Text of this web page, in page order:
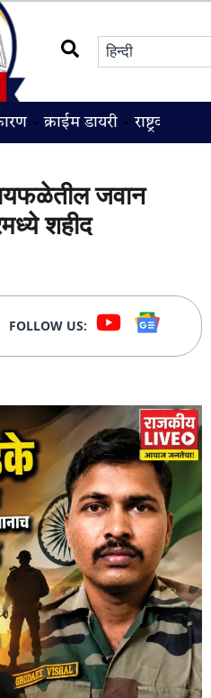
क्राईम डायरी राष्ट्रवादी
जवान
शहीद
FOLLOW US: